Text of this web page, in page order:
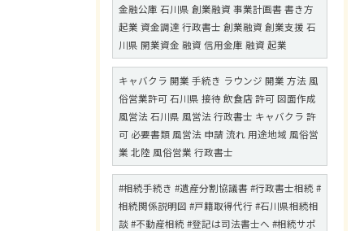
金融公庫 石川県 創業融資 事業計画書 書き方
起業 資金調達 行政書士 創業融資 創業支援 石
川県 開業資金 融資 信用金庫 融資 起業
キャバクラ 開業 手続き ラウンジ 開業 方法 風
俗営業許可 石川県 接待 飲食店 許可 図面作成
風営法 石川県 風営法 行政書士 キャバクラ 許
可 必要書類 風営法 申請 流れ 用途地域 風俗営
業 北陸 風俗営業 行政書士
#相続手続き #遺産分割協議書 #行政書士相続 #
相続関係説明図 #戸籍取得代行 #石川県相続相
談 #不動産相続 #登記は司法書士へ #相続サポ